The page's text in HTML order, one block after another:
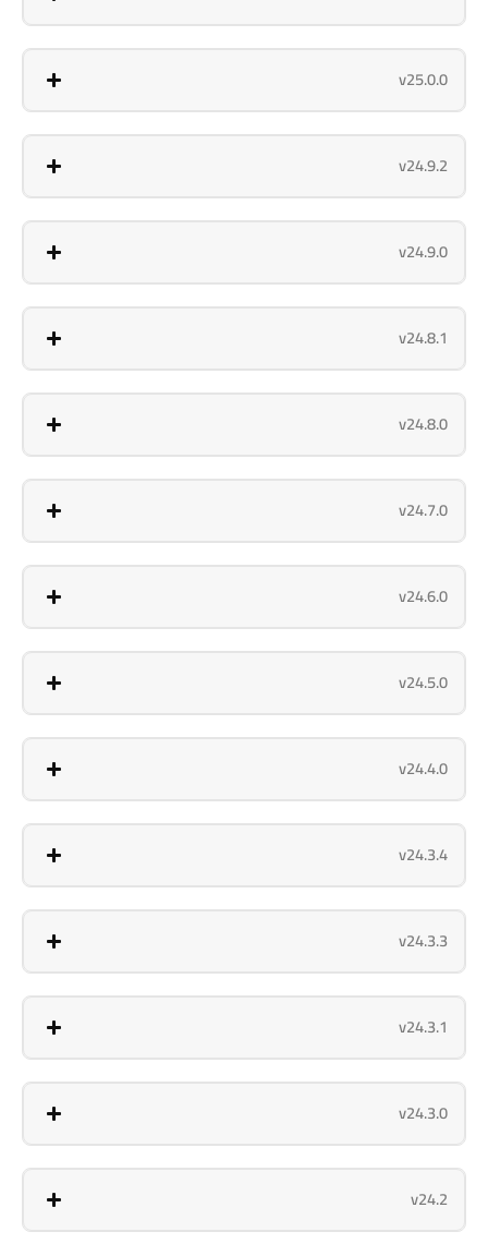
v25.0.0
v24.9.2
v24.9.0
v24.8.1
v24.8.0
v24.7.0
v24.6.0
v24.5.0
v24.4.0
v24.3.4
v24.3.3
v24.3.1
v24.3.0
v24.2